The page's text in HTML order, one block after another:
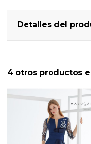
Detalles del
4 otros productos